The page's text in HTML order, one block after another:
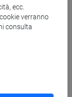
di
ecc.
verranno
consulta